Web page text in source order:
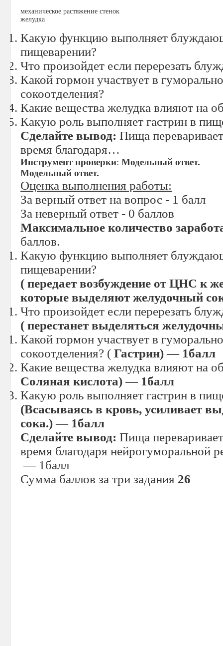
механическое растяжение стенок
желудка
Какую функцию выполняет
пищеварении?
Что произойдет если перерезать
Какой гормон участвует в
сокоотделения?
Какие вещества желудка влияют на
Какую роль выполняет гастрин в
Сделайте вывод: Пища
время благодаря…
Инструмент проверки: Модельный ответ.
Модельный ответ.
Оценка выполнения работы:
За верный ответ на вопрос - 1 балл
За неверный ответ - 0 баллов
Максимальное количество
баллов.
Какую функцию выполняет
пищеварении?
( передает возбуждение от ЦНС к
которые выделяют желудочный
Что произойдет если перерезать
( перестанет выделяться
Какой гормон участвует в
сокоотделения? ( Гастрин) — 1балл
Какие вещества желудка влияют на
Соляная кислота) — 1балл
Какую роль выполняет гастрин в
(Всасываясь в кровь, усиливает
сока.) — 1балл
Сделайте вывод: Пища
время благодаря нейрогуморальной
— 1балл
Сумма баллов за три задания 26